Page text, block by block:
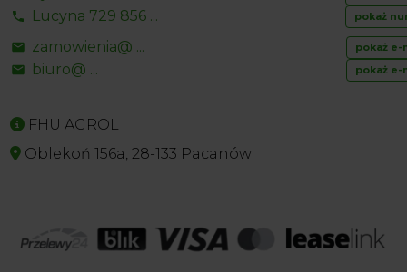
Lucyna 729 856 ... pokaż
zamowienia@ ... pokaż e-
biuro@ ... pokaż e-
FHU AGROL
Oblekoń 156a, 28-133 Pacanów